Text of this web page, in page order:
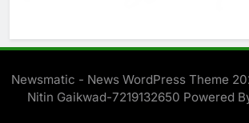
Newsmatic - News WordPress Theme
Nitin Gaikwad-7219132650 Powered